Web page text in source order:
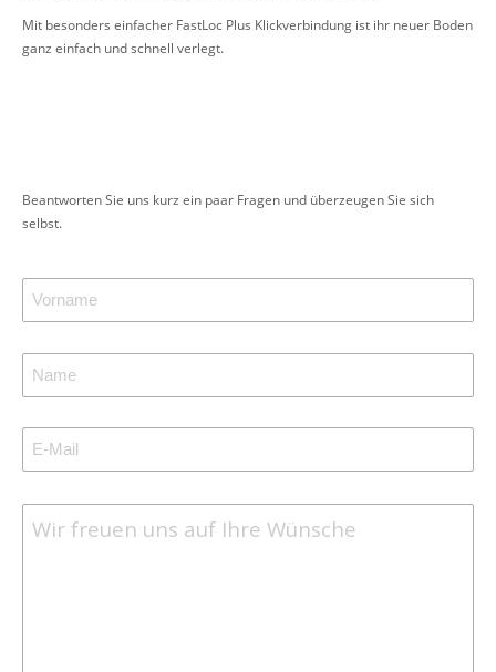
Mit besonders einfacher FastLoc Plus Klickverbindung ist ihr neuer Boden
ganz einfach und schnell verlegt.
Beantworten Sie uns kurz ein paar Fragen und überzeugen Sie sich
selbst.